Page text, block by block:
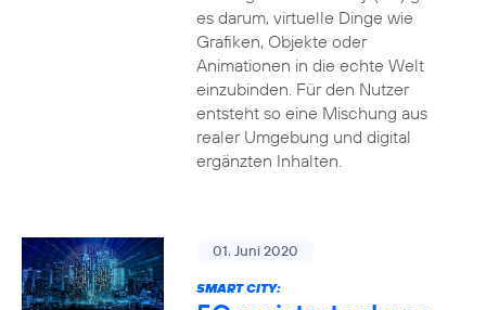
es darum, virtuelle Dinge wie
Grafiken, Objekte oder
Animationen in die echte Welt
einzubinden. Für den Nutzer
entsteht so eine Mischung aus
realer Umgebung und digital
ergänzten Inhalten.
01. Juni 2020
SMART CITY: